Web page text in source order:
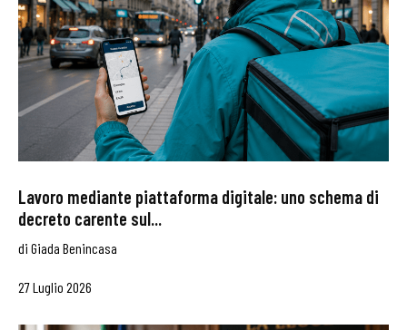
Lavoro mediante piattaforma digitale: uno schema di
decreto carente sul...
di Giada Benincasa
27 Luglio 2026